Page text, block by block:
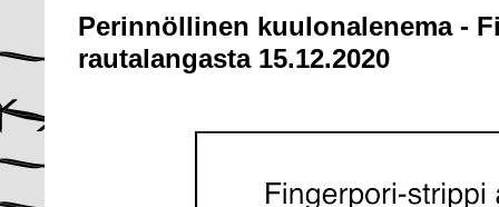
Perinnöllinen kuulonalenema -
rautalangasta 15.12.2020